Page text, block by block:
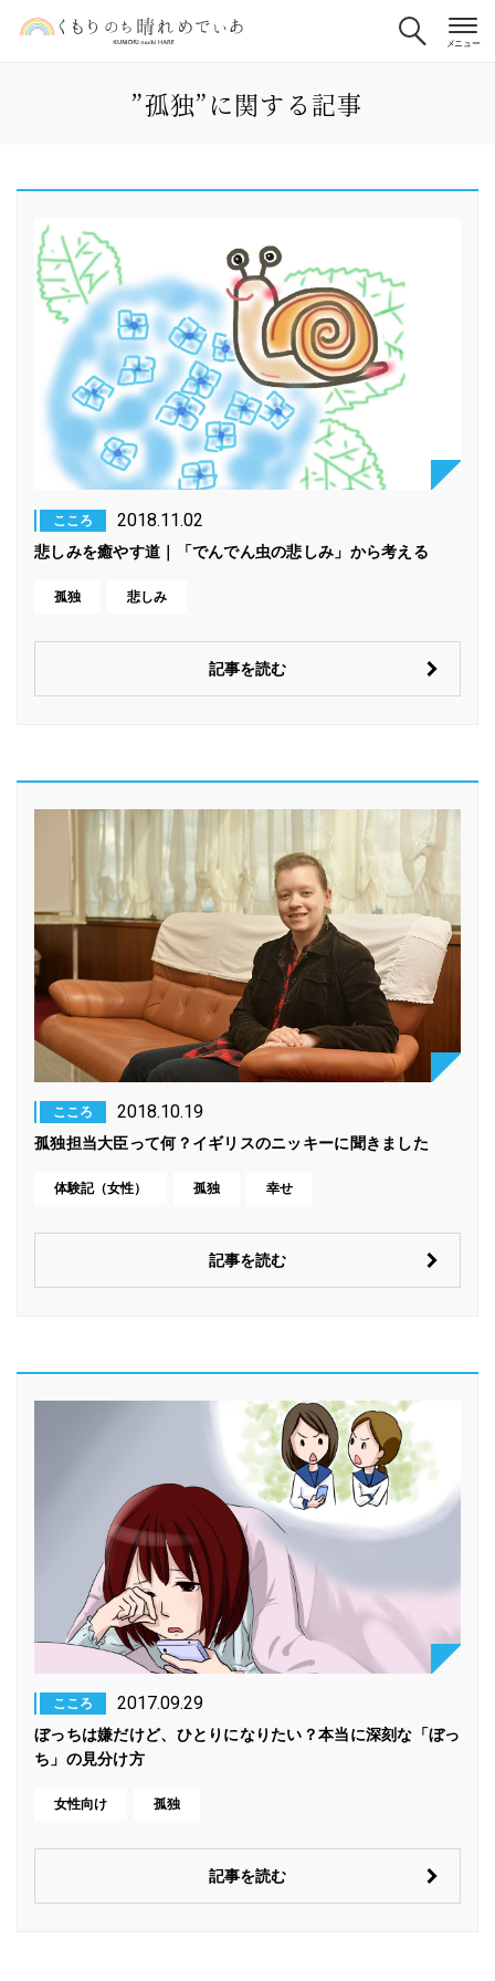
”孤独”に関する記事
こころ 2018.11.02
悲しみを癒やす道｜「でんでん虫の悲しみ」から考える
孤独 悲しみ
記事を読む
こころ 2018.10.19
孤独担当大臣って何？イギリスのニッキーに聞きました
体験記（女性） 孤独 幸せ
記事を読む
こころ 2017.09.29
ぼっちは嫌だけど、ひとりになりたい？本当に深刻な「ぼっ
ち」の見分け方
女性向け 孤独
記事を読む